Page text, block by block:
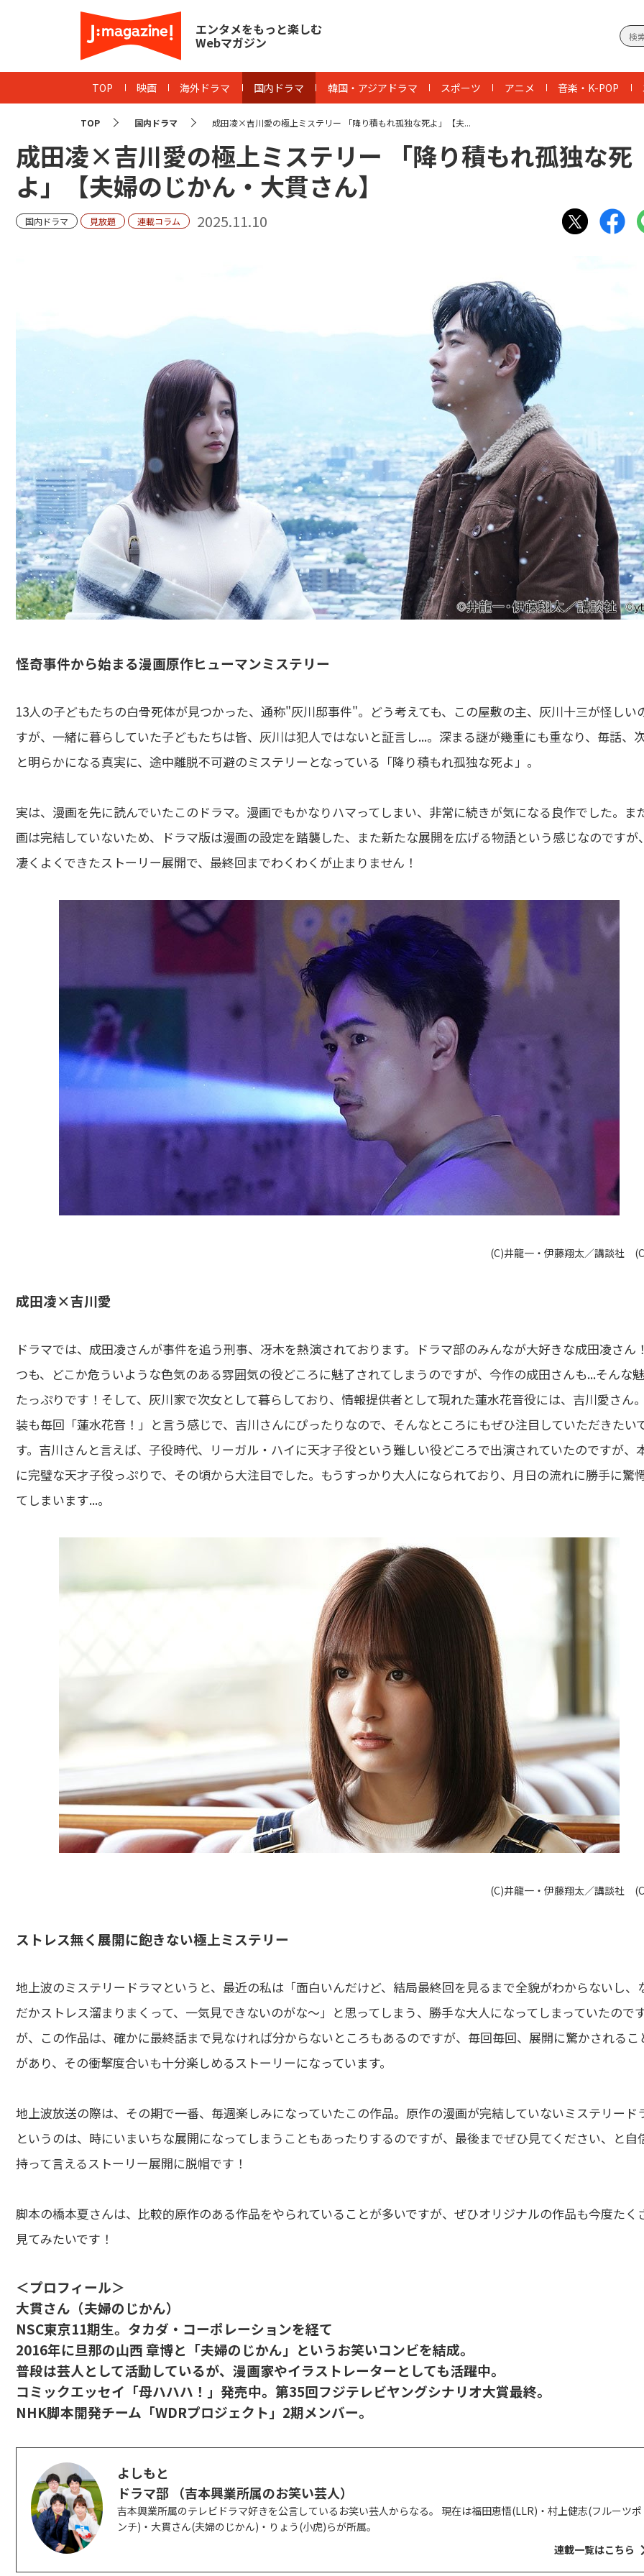
エンタメをもっと楽しむ
Webマガジン
TOP 映画 海外ドラマ 国内ドラマ 韓国・アジアドラマ スポーツ アニメ 音楽・K-POP
TOP 国内ドラマ 成田凌×吉川愛の極上ミステリー 「降り積もれ孤独な死よ」【夫...
成田凌×吉川愛の極上ミステリー 「降り積もれ孤独な死
よ」【夫婦のじかん・大貫さん】
国内ドラマ 見放題 連載コラム 2025.11.10
怪奇事件から始まる漫画原作ヒューマンミステリー
13人の子どもたちの白骨死体が見つかった、通称"灰川邸事件"。どう考えても、この屋敷の主、灰川十三が怪しい
すが、一緒に暮らしていた子どもたちは皆、灰川は犯人ではないと証言し...。深まる謎が幾重にも重なり、毎話、
と明らかになる真実に、途中離脱不可避のミステリーとなっている「降り積もれ孤独な死よ」。
実は、漫画を先に読んでいたこのドラマ。漫画でもかなりハマってしまい、非常に続きが気になる良作でした。ま
画は完結していないため、ドラマ版は漫画の設定を踏襲した、また新たな展開を広げる物語という感じなのですが
凄くよくできたストーリー展開で、最終回までわくわくが止まりません！
(C)井龍一・伊藤翔太／講談社
成田凌×吉川愛
ドラマでは、成田凌さんが事件を追う刑事、冴木を熱演されております。ドラマ部のみんなが大好きな成田凌さん
つも、どこか危ういような色気のある雰囲気の役どころに魅了されてしまうのですが、今作の成田さんも...そんな
たっぷりです！そして、灰川家で次女として暮らしており、情報提供者として現れた蓮水花音役には、吉川愛さん
装も毎回「蓮水花音！」と言う感じで、吉川さんにぴったりなので、そんなところにもぜひ注目していただきたい
す。吉川さんと言えば、子役時代、リーガル・ハイに天才子役という難しい役どころで出演されていたのですが、
に完璧な天才子役っぷりで、その頃から大注目でした。もうすっかり大人になられており、月日の流れに勝手に驚
てしまいます...。
(C)井龍一・伊藤翔太／講談社
ストレス無く展開に飽きない極上ミステリー
地上波のミステリードラマというと、最近の私は「面白いんだけど、結局最終回を見るまで全貌がわからないし、
だかストレス溜まりまくって、一気見できないのがな～」と思ってしまう、勝手な大人になってしまっていたので
が、この作品は、確かに最終話まで見なければ分からないところもあるのですが、毎回毎回、展開に驚かされるこ
があり、その衝撃度合いも十分楽しめるストーリーになっています。
地上波放送の際は、その期で一番、毎週楽しみになっていたこの作品。原作の漫画が完結していないミステリード
というのは、時にいまいちな展開になってしまうこともあったりするのですが、最後までぜひ見てください、と自
持って言えるストーリー展開に脱帽です！
脚本の橋本夏さんは、比較的原作のある作品をやられていることが多いですが、ぜひオリジナルの作品も今度たく
見てみたいです！
＜プロフィール＞
大貫さん（夫婦のじかん）
NSC東京11期生。タカダ・コーポレーションを経て
2016年に旦那の山西 章博と「夫婦のじかん」というお笑いコンビを結成。
普段は芸人として活動しているが、漫画家やイラストレーターとしても活躍中。
コミックエッセイ「母ハハハ！」発売中。第35回フジテレビヤングシナリオ大賞最終。
NHK脚本開発チーム「WDRプロジェクト」2期メンバー。
よしもと
ドラマ部 （吉本興業所属のお笑い芸人）
吉本興業所属のテレビドラマ好きを公言しているお笑い芸人からなる。 現在は福田恵悟(LLR)・村上健志(フルーツポ
ンチ)・大貫さん(夫婦のじかん)・りょう(小虎)らが所属。
連載一覧はこちら